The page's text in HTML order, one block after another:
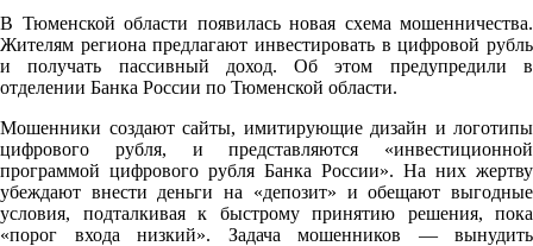
В Тюменской области появилась новая схема мошенничества.
Жителям региона предлагают инвестировать в цифровой рубль
и получать пассивный доход. Об этом предупредили в
отделении Банка России по Тюменской области.
Мошенники создают сайты, имитирующие дизайн и логотипы
цифрового рубля, и представляются «инвестиционной
программой цифрового рубля Банка России». На них жертву
убеждают внести деньги на «депозит» и обещают выгодные
условия, подталкивая к быстрому принятию решения, пока
«порог входа низкий». Задача мошенников — вынудить